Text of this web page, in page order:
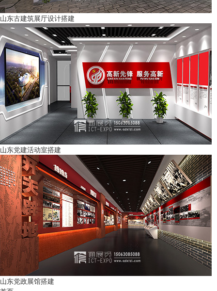
山东古建筑展厅设计搭建
山东党建活动室搭建
山东党政展馆搭建